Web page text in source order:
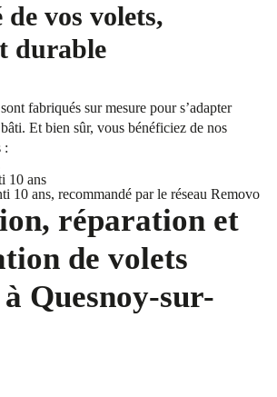
vos volets,
durable
fabriqués sur mesure pour s’adapter
Et bien sûr, vous bénéficiez de nos
:
10 ans
10 ans, recommandé par le réseau Removo
réparation et
de volets
Quesnoy-sur-